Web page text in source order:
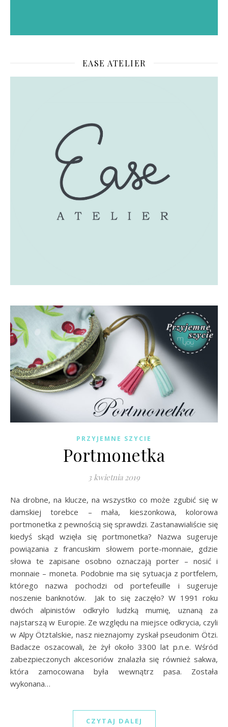
EASE ATELIER
PRZYJEMNE SZYCIE
Portmonetka
3 kwietnia 2019
Na drobne, na klucze, na wszystko co może zgubić się w
damskiej torebce – mała, kieszonkowa, kolorowa
portmonetka z pewnością się sprawdzi. Zastanawialiście się
kiedyś skąd wzięła się portmonetka? Nazwa sugeruje
powiązania z francuskim słowem porte-monnaie, gdzie
słowa te zapisane osobno oznaczają porter – nosić i
monnaie – moneta. Podobnie ma się sytuacja z portfelem,
którego nazwa pochodzi od portefeuille i sugeruje
noszenie banknotów. Jak to się zaczęło? W 1991 roku
dwóch alpinistów odkryło ludzką mumię, uznaną za
najstarszą w Europie. Ze względu na miejsce odkrycia, czyli
w Alpy Ötztalskie, nasz nieznajomy zyskał pseudonim Ötzi.
Badacze oszacowali, że żył około 3300 lat p.n.e. Wśród
zabezpieczonych akcesoriów znalazła się również sakwa,
która zamocowana była wewnątrz pasa. Została
wykonana…
CZYTAJ DALEJ